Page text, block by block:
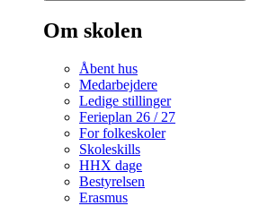
Om skolen
Åbent hus
Medarbejdere
Ledige stillinger
Ferieplan 26 / 27
For folkeskoler
Skoleskills
HHX dage
Bestyrelsen
Erasmus